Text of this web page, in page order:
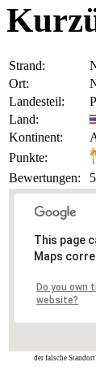
Strand:
Ort:
Landesteil:
Land:
Kontinent:
Punkte:
Bewertungen: 5
This page
Maps
Do you own
website?
der falsche